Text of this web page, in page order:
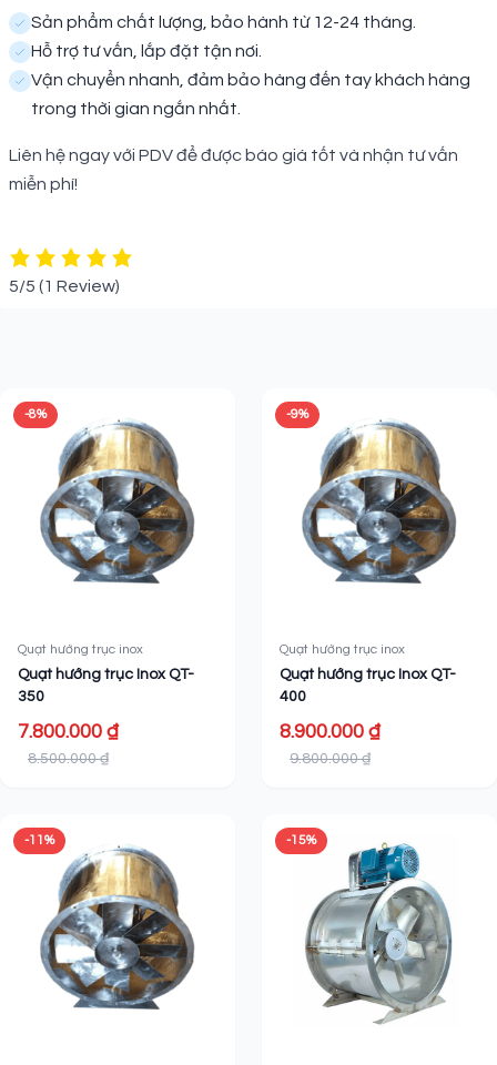
Sản phẩm chất lượng, bảo hành từ 12-24 tháng.
Hỗ trợ tư vấn, lắp đặt tận nơi.
Vận chuyển nhanh, đảm bảo hàng đến tay khách hàng
trong thời gian ngắn nhất.
Liên hệ ngay với PDV để được báo giá tốt và nhận tư vấn
miễn phí!
5/5 (1 Review)
-8%
Quạt hướng trục inox
Quạt hướng trục Inox QT-
350
7.800.000 ₫
8.500.000 ₫
-9%
Quạt hướng trục inox
Quạt hướng trục Inox QT-
400
8.900.000 ₫
9.800.000 ₫
-11% -15%